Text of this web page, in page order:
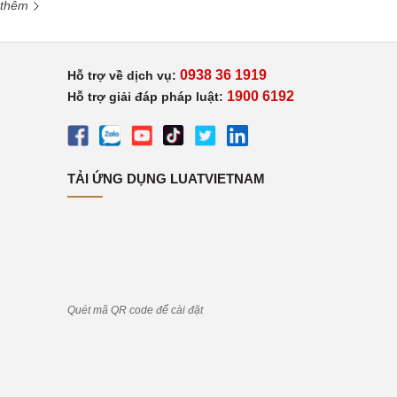
Hỗ trợ về dịch vụ: 0938 36 1919
Hỗ trợ giải đáp pháp luật: 1900 6192
TẢI ỨNG DỤNG LUATVIETNAM
Quét mã QR code để cài đặt